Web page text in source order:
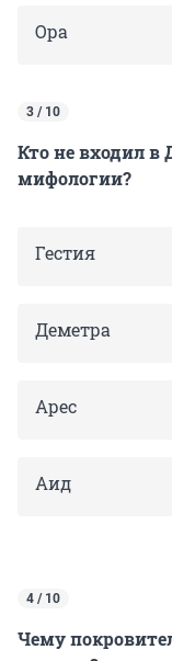
Ора
3 / 10
Кто не входил в
мифологии?
Гестия
Деметра
Арес
Аид
4 / 10
Чему